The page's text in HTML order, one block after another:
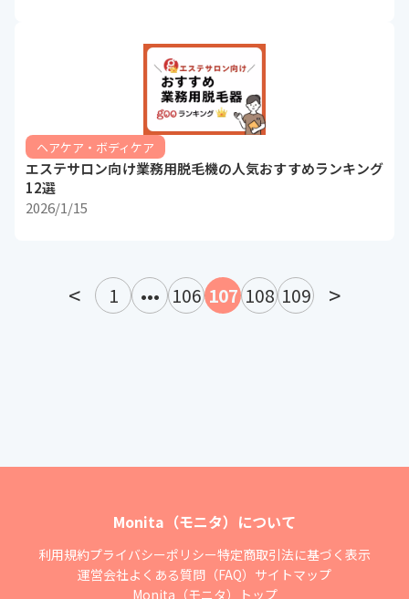
ヘアケア・ボディケア
エステサロン向け業務用脱毛機の人気おすすめランキング
12選
2026/1/15
< 1 ••• 106 107 108 109 >
Monita（モニタ）について
利用規約プライバシーポリシー特定商取引法に基づく表示
運営会社よくある質問（FAQ） サイトマップ
Monita（モニタ）トップ